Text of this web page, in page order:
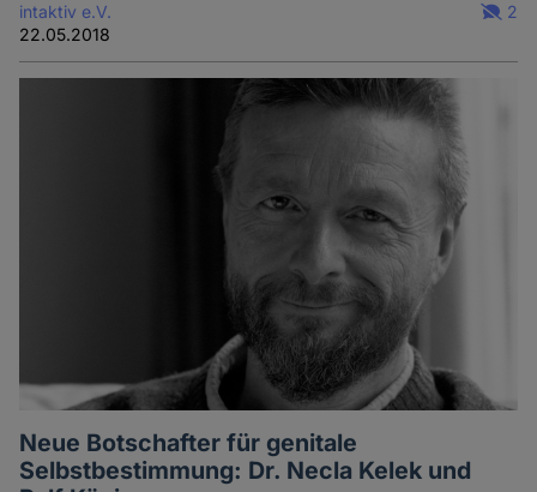
intaktiv e.V.
22.05.2018
2
Neue Botschafter für genitale
Selbstbestimmung: Dr. Necla Kelek und